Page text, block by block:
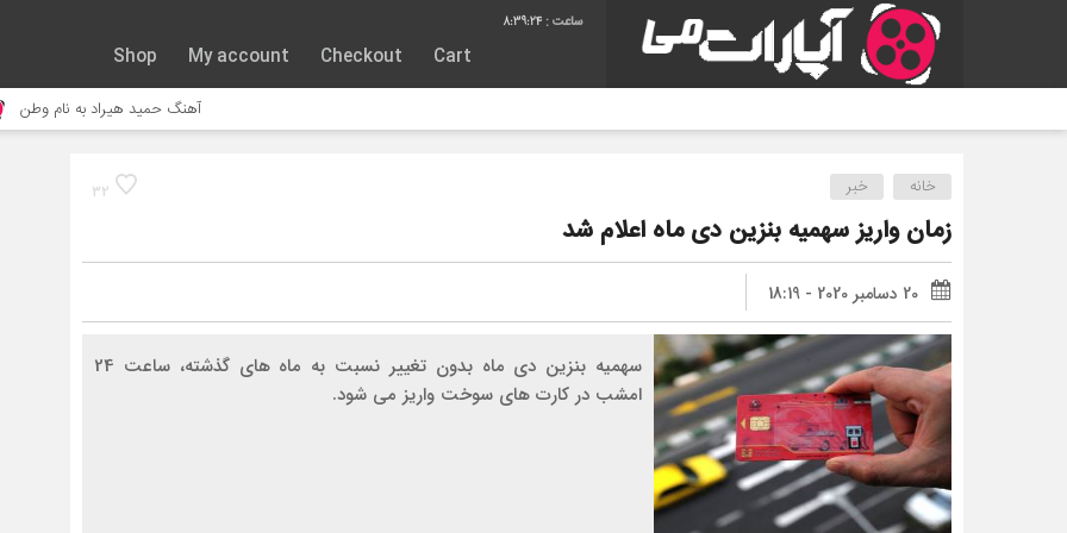
8:39:24
Cart
Checkout
My account
Shop
آهنگ حمید هیراد به نام وطن جنگ
32 خانه خبر
زمان واریز سهمیه بنزین دی ماه اعلام شد
20 دسامبر 2020 - 18:19
سهمیه بنزین دی ماه بدون تغییر نسبت به ماه های گذشته، ساعت 24
امشب در کارت های سوخت واریز می شود.